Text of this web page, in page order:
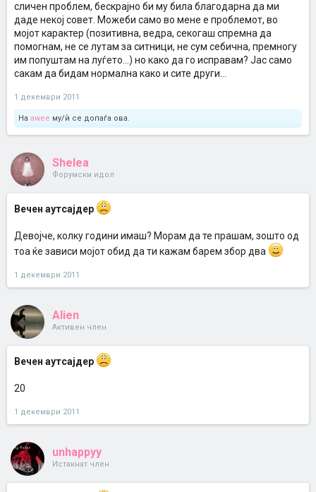
сличен проблем, бескрајно би му била благодарна да ми
даде некој совет. Можеби само во мене е проблемот, во
мојот карактер (позитивна, ведра, секогаш спремна да
помогнам, не се лутам за ситници, не сум себична, премногу
им попуштам на луѓето...) но како да го исправам? Јас само
сакам да бидам нормална како и сите други...
1 декември 2011
На awee му/ѝ се допаѓа ова.
Shelea
Форумски идол
Вечен аутсајдер
Девојче, колку години имаш? Морам да те прашам, зошто од
тоа ќе зависи мојот обид да ти кажам барем збор два
1 декември 2011
Alien
Активен член
Вечен аутсајдер
20
1 декември 2011
unhappyy
Истакнат член